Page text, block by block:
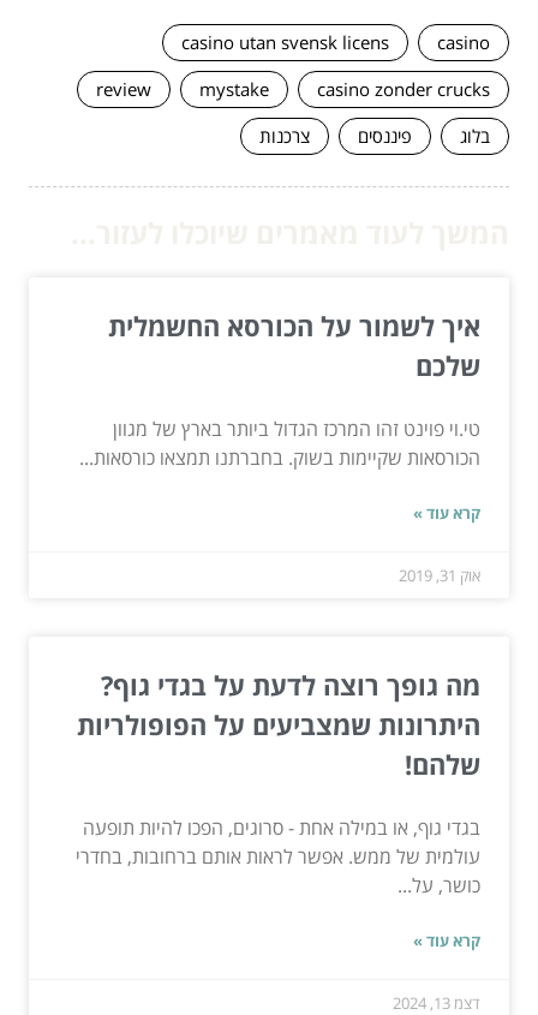
casino
casino utan svensk licens
casino zonder crucks
mystake
review
בלוג
פיננסים צרכנות
איך לשמור על הכורסא החשמלית
שלכם
טי.וי פוינט זהו המרכז הגדול ביותר בארץ של מגוון
הכורסאות שקיימות בשוק. בחברתנו תמצאו כורסאות...
קרא עוד »
אוק 31, 2019
מה גופך רוצה לדעת על בגדי גוף?
היתרונות שמצביעים על הפופולריות
שלהם!
בגדי גוף, או במילה אחת - סרוגים, הפכו להיות תופעה
עולמית של ממש. אפשר לראות אותם ברחובות, בחדרי
כושר, על...
קרא עוד »
דצמ 13, 2024